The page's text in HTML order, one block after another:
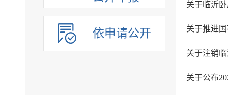
依申请公开
关于临沂
关于推进
关于公布